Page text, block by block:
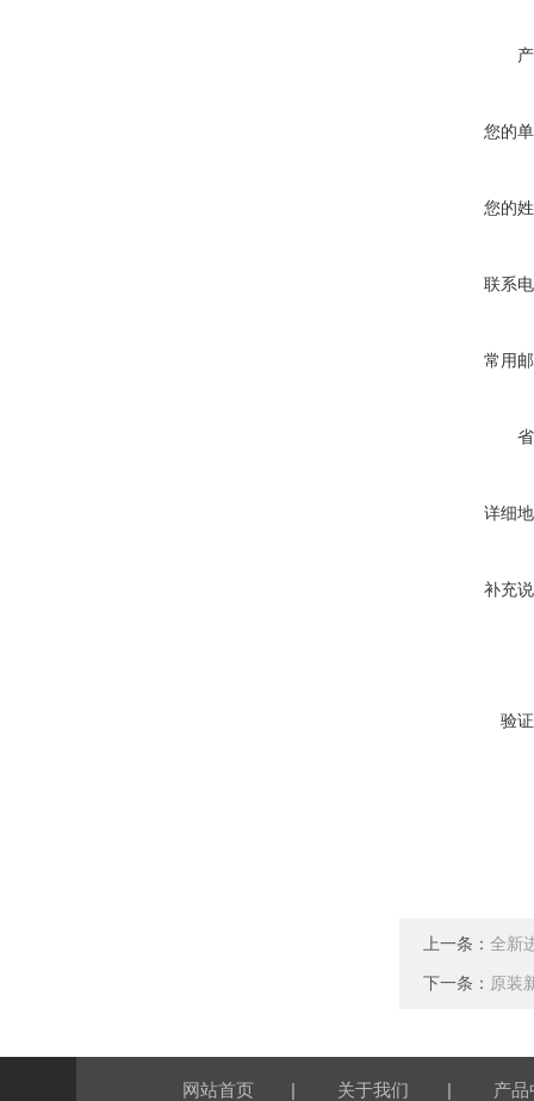
您的
您的
联系
常用
详细
补充
验
上一条： 全新
下一条： 原装
网站首页 | 关于我们 | 产品